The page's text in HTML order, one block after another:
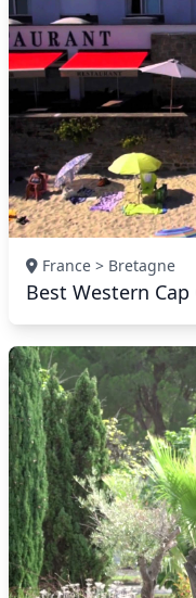
France > Bretagne
Best Western Cap